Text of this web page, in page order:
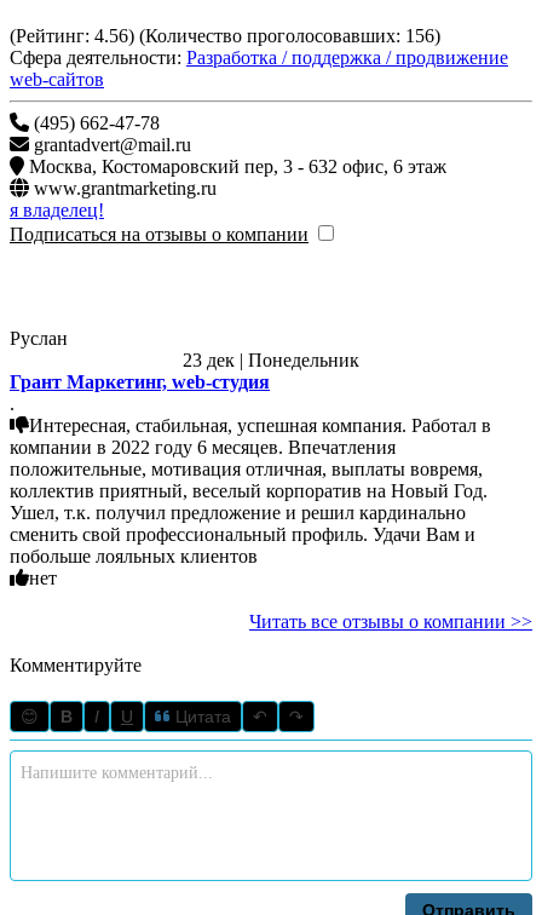
(Рейтинг: 4.56) (Количество проголосовавших: 156)
Сфера деятельности: Разработка / поддержка / продвижение
web-сайтов
(495) 662-47-78
grantadvert@mail.ru
Москва,
Костомаровский пер, 3 - 632 офис, 6 этаж
www.grantmarketing.ru
я владелец!
Подписаться на отзывы о компании
Руслан
23 дек | Понедельник
Грант Маркетинг, web-студия
.
Интересная, стабильная, успешная компания. Работал в
компании в 2022 году 6 месяцев. Впечатления
положительные, мотивация отличная, выплаты вовремя,
коллектив приятный, веселый корпоратив на Новый Год.
Ушел, т.к. получил предложение и решил кардинально
сменить свой профессиональный профиль. Удачи Вам и
побольше лояльных клиентов
нет
Читать все отзывы о компании >>
Комментируйте
😊 B I U Цитата ↶ ↷
Отправить